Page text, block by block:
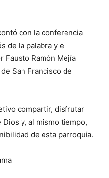
con la conferencia
de la palabra y el
Fausto Ramón Mejía
San Francisco de
compartir, disfrutar
y, al mismo tiempo,
de esta parroquia.